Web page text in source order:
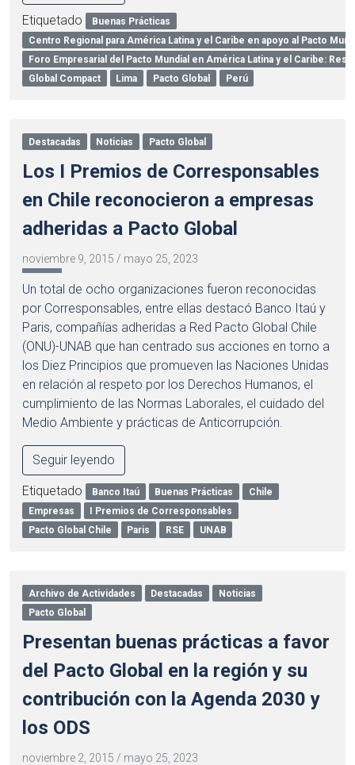
Etiquetado
Buenas Prácticas
Centro Regional para América Latina y el Caribe en apoyo al Pacto
Foro Empresarial del Pacto Mundial en América Latina y el Caribe:
Global Compact
Lima Pacto Global Perú
Destacadas Noticias Pacto Global
Los I Premios de Corresponsables
en Chile reconocieron a empresas
adheridas a Pacto Global
noviembre 9, 2015 / mayo 25, 2023
Un total de ocho organizaciones fueron reconocidas
por Corresponsables, entre ellas destacó Banco Itaú y
Paris, compañías adheridas a Red Pacto Global Chile
(ONU)-UNAB que han centrado sus acciones en torno a
los Diez Principios que promueven las Naciones Unidas
en relación al respeto por los Derechos Humanos, el
cumplimiento de las Normas Laborales, el cuidado del
Medio Ambiente y prácticas de Anticorrupción.
Seguir leyendo
Etiquetado Banco Itaú Buenas Prácticas
Chile
Empresas
I Premios de Corresponsables
Pacto Global Chile
Paris RSE UNAB
Archivo de Actividades Destacadas
Noticias
Pacto Global
Presentan buenas prácticas a favor
del Pacto Global en la región y su
contribución con la Agenda 2030 y
los ODS
noviembre 2, 2015 / mayo 25, 2023